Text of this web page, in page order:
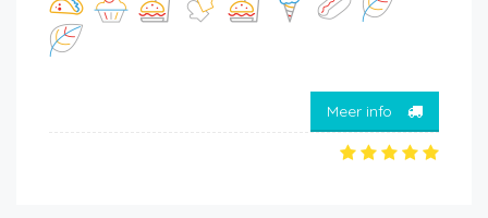
Meer info